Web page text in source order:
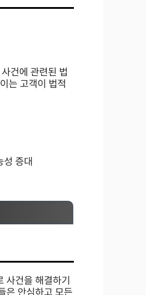
건에 관련된 법
는 고객이 법적
성 증대
사건을 해결하기
은 안심하고 모든